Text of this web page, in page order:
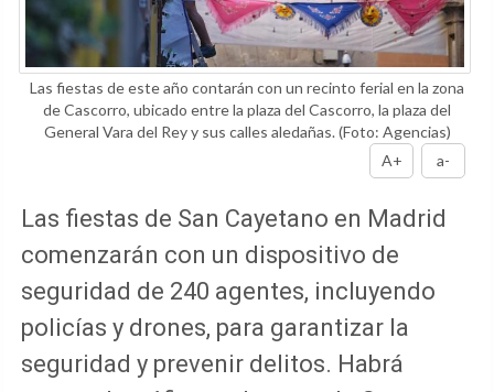
Las fiestas de este año contarán con un recinto ferial en la zona
de Cascorro, ubicado entre la plaza del Cascorro, la plaza del
General Vara del Rey y sus calles aledañas.(Foto: Agencias)
A+
a-
Las fiestas de San Cayetano en Madrid
comenzarán con un dispositivo de
seguridad de 240 agentes, incluyendo
policías y drones, para garantizar la
seguridad y prevenir delitos. Habrá